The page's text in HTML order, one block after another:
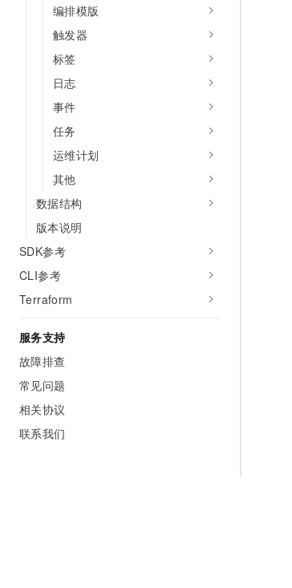
编排模版
触发器
标签
日志
事件
任务
运维计划
其他
数据结构
版本说明
SDK参考
CLI参考
Terraform
服务支持
故障排查
常见问题
相关协议
联系我们